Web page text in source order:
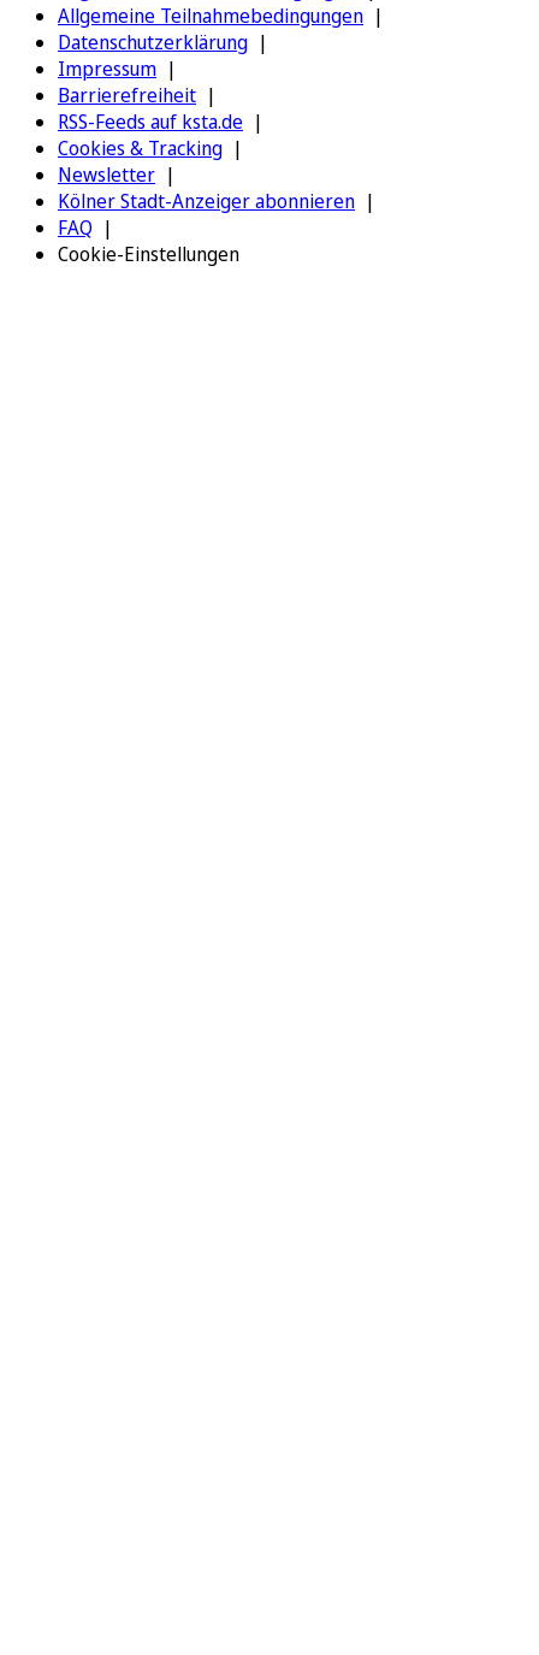
Allgemeine Teilnahmebedingungen
Datenschutzerklärung
Impressum
Barrierefreiheit
RSS-Feeds auf ksta.de
Cookies & Tracking
Newsletter
Kölner Stadt-Anzeiger abonnieren
FAQ
Cookie-Einstellungen